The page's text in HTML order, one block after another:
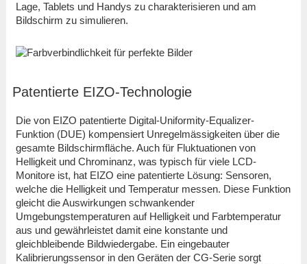
Lage, Tablets und Handys zu charakterisieren und am
Bildschirm zu simulieren.
Patentierte EIZO-Technologie
Die von EIZO patentierte Digital-Uniformity-Equalizer-
Funktion (DUE) kompensiert Unregelmässigkeiten über die
gesamte Bildschirmfläche. Auch für Fluktuationen von
Helligkeit und Chrominanz, was typisch für viele LCD-
Monitore ist, hat EIZO eine patentierte Lösung: Sensoren,
welche die Helligkeit und Temperatur messen. Diese Funktion
gleicht die Auswirkungen schwankender
Umgebungstemperaturen auf Helligkeit und Farbtemperatur
aus und gewährleistet damit eine konstante und
gleichbleibende Bildwiedergabe. Ein eingebauter
Kalibrierungssensor in den Geräten der CG-Serie sorgt